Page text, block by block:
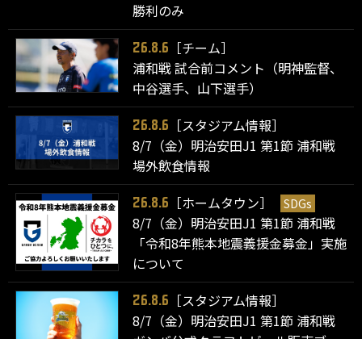
勝利のみ
26.8.6
［チーム］
浦和戦 試合前コメント（明神監督、
中谷選手、山下選手）
26.8.6
［スタジアム情報］
8/7（金）明治安田J1 第1節 浦和戦
場外飲食情報
26.8.6 ［ホームタウン］ SDGs
8/7（金）明治安田J1 第1節 浦和戦
「令和8年熊本地震義援金募金」実施
について
26.8.6
［スタジアム情報］
8/7（金）明治安田J1 第1節 浦和戦